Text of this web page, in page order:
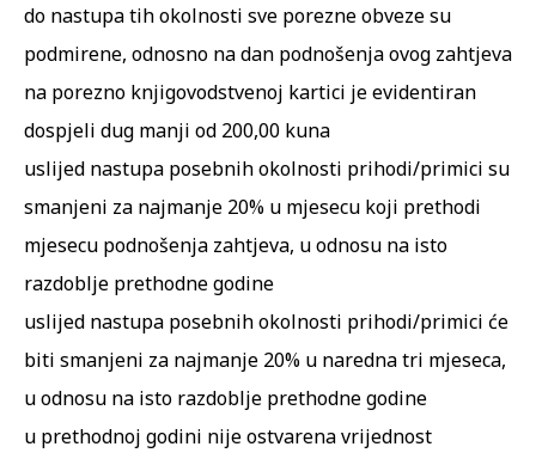
do nastupa tih okolnosti sve porezne obveze su
podmirene, odnosno na dan podnošenja ovog zahtjeva
na porezno knjigovodstvenoj kartici je evidentiran
dospjeli dug manji od 200,00 kuna
uslijed nastupa posebnih okolnosti prihodi/primici su
smanjeni za najmanje 20% u mjesecu koji prethodi
mjesecu podnošenja zahtjeva, u odnosu na isto
razdoblje prethodne godine
uslijed nastupa posebnih okolnosti prihodi/primici će
biti smanjeni za najmanje 20% u naredna tri mjeseca,
u odnosu na isto razdoblje prethodne godine
u prethodnoj godini nije ostvarena vrijednost